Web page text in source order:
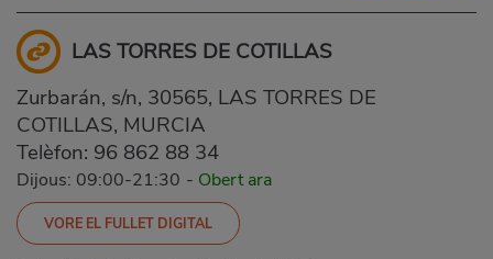
LAS TORRES DE COTILLAS
Zurbarán, s/n, 30565, LAS TORRES DE
COTILLAS, MURCIA
Telèfon: 96 862 88 34
Dijous: 09:00-21:30 - Obert ara
VORE EL FULLET DIGITAL